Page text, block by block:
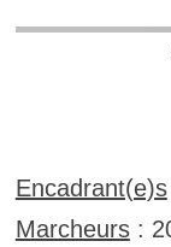
Encadrant(e)s
Marcheurs: